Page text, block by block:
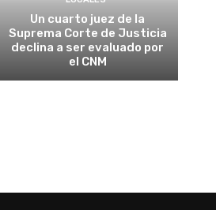
Un cuarto juez de la
Suprema Corte de Justicia
declina a ser evaluado por
el CNM